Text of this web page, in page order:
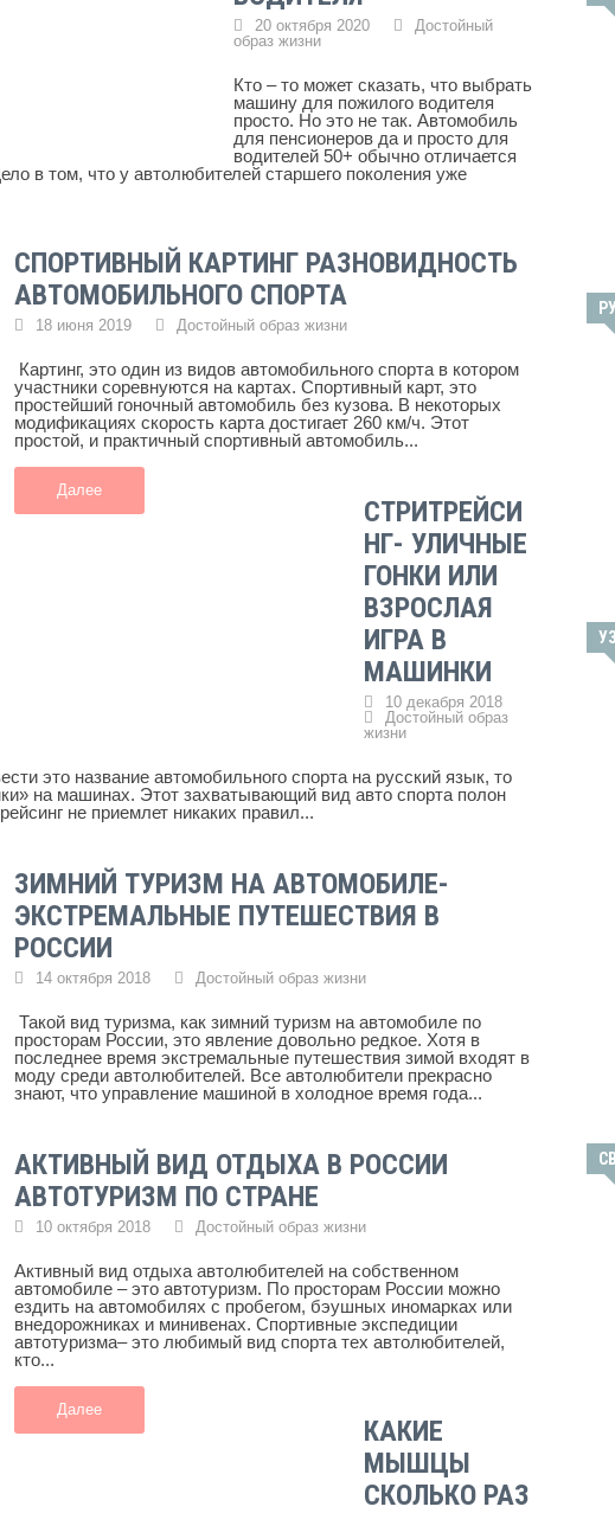
20 октября 2020
Достойный
образ жизни
Кто – то может сказать, что выбрать
машину для пожилого водителя
просто. Но это не так. Автомобиль
для пенсионеров да и просто для
водителей 50+ обычно отличается
в том, что у автолюбителей старшего поколения уже
СПОРТИВНЫЙ КАРТИНГ РАЗНОВИДНОСТЬ
АВТОМОБИЛЬНОГО СПОРТА
18 июня 2019 Достойный образ жизни
Картинг, это один из видов автомобильного спорта в котором
участники соревнуются на картах. Спортивный карт, это
простейший гоночный автомобиль без кузова. В некоторых
модификациях скорость карта достигает 260 км/ч. Этот
простой, и практичный спортивный автомобиль...
Далее
СТРИТРЕЙСИ
НГ- УЛИЧНЫЕ
ГОНКИ ИЛИ
ВЗРОСЛАЯ
ИГРА В
МАШИНКИ
10 декабря 2018
Достойный образ
жизни
это название автомобильного спорта на русский язык, то
на машинах. Этот захватывающий вид авто спорта полон
не приемлет никаких правил...
ЗИМНИЙ ТУРИЗМ НА АВТОМОБИЛЕ-
ЭКСТРЕМАЛЬНЫЕ ПУТЕШЕСТВИЯ В
РОССИИ
14 октября 2018 Достойный образ жизни
Такой вид туризма, как зимний туризм на автомобиле по
просторам России, это явление довольно редкое. Хотя в
последнее время экстремальные путешествия зимой входят в
моду среди автолюбителей. Все автолюбители прекрасно
знают, что управление машиной в холодное время года...
АКТИВНЫЙ ВИД ОТДЫХА В РОССИИ
АВТОТУРИЗМ ПО СТРАНЕ
10 октября 2018 Достойный образ жизни
Активный вид отдыха автолюбителей на собственном
автомобиле – это автотуризм. По просторам России можно
ездить на автомобилях с пробегом, бэушных иномарках или
внедорожниках и минивенах. Спортивные экспедиции
автотуризма– это любимый вид спорта тех автолюбителей,
кто...
Далее
КАКИЕ
МЫШЦЫ
СКОЛЬКО РАЗ